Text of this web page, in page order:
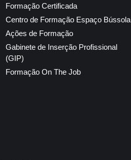
Formação Certificada
Centro de Formação Espaço Bússola
Ações de Formação
Gabinete de Inserção Profissional
(GIP)
Formação On The Job